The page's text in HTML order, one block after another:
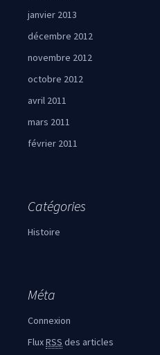
janvier 2013
décembre 2012
novembre 2012
octobre 2012
avril 2011
mars 2011
février 2011
Catégories
Histoire
Méta
Connexion
FluxRSS des articles